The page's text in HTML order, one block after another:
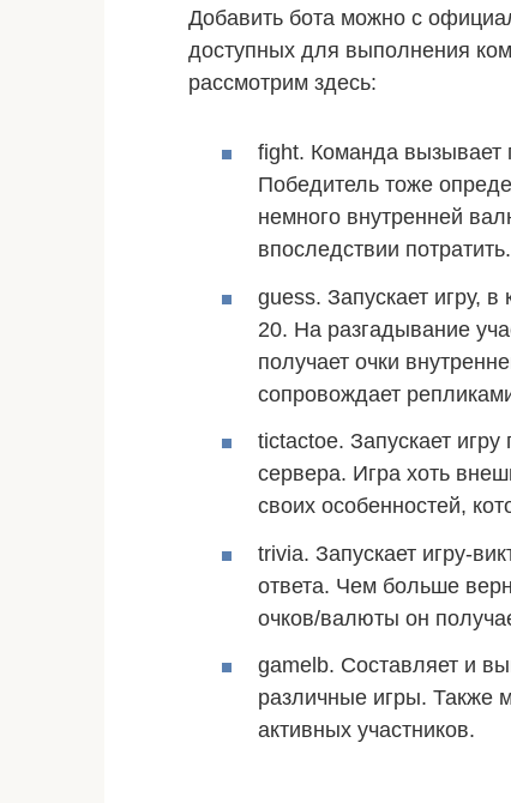
Добавить бота можно с
доступных для выполнения
рассмотрим здесь:
fight. Команда вызывает
Победитель тоже
немного внутренней
впоследствии потратить.
guess. Запускает игру,
20. На разгадывание
получает очки
сопровождает
tictactoe. Запускает игру
сервера. Игра хоть
своих особенностей,
trivia. Запускает игру-
ответа. Чем больше
очков/валюты он
gamelb. Составляет и
различные игры. Также
активных участников.